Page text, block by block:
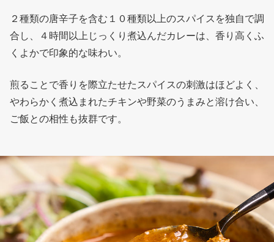
２種類の唐辛子を含む１０種類以上のスパイスを独自で調
合し、４時間以上じっくり煮込んだカレーは、香り高くふ
くよかで印象的な味わい。
煎ることで香りを際立たせたスパイスの刺激はほどよく、
やわらかく煮込まれたチキンや野菜のうまみと溶け合い、
ご飯との相性も抜群です。